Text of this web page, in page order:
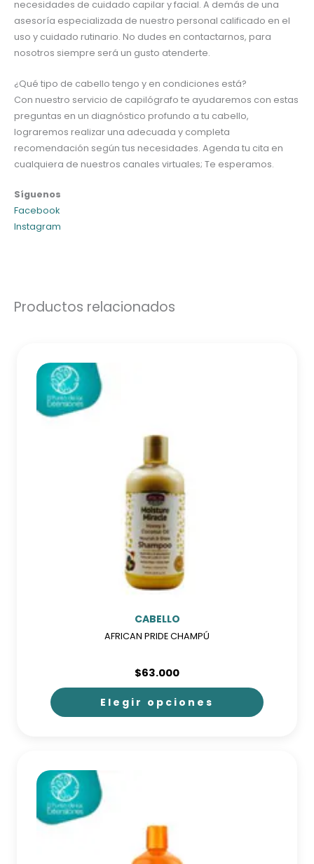
necesidades de cuidado capilar y facial. A demás de una
asesoría especializada de nuestro personal calificado en el
uso y cuidado rutinario. No dudes en contactarnos, para
nosotros siempre será un gusto atenderte.
¿Qué tipo de cabello tengo y en condiciones está?
Con nuestro servicio de capilógrafo te ayudaremos con estas
preguntas en un diagnóstico profundo a tu cabello,
lograremos realizar una adecuada y completa
recomendación según tus necesidades. Agenda tu cita en
cualquiera de nuestros canales virtuales; Te esperamos.
Síguenos
Facebook
Instagram
Productos relacionados
CABELLO
AFRICAN PRIDE CHAMPÚ
$63.000
Elegir opciones
Las
opciones